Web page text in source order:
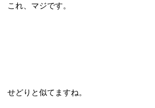
これ、マジです。
せどりと似てますね。